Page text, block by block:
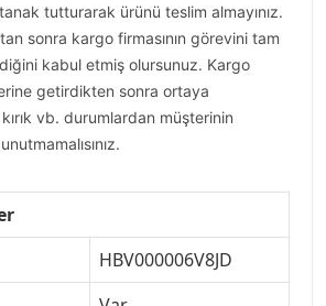
tutturarak ürünü teslim almayınız.
sonra kargo firmasının görevini tam
kabul etmiş olursunuz. Kargo
getirdikten sonra ortaya
vb. durumlardan müşterinin
HBV000006V8JD